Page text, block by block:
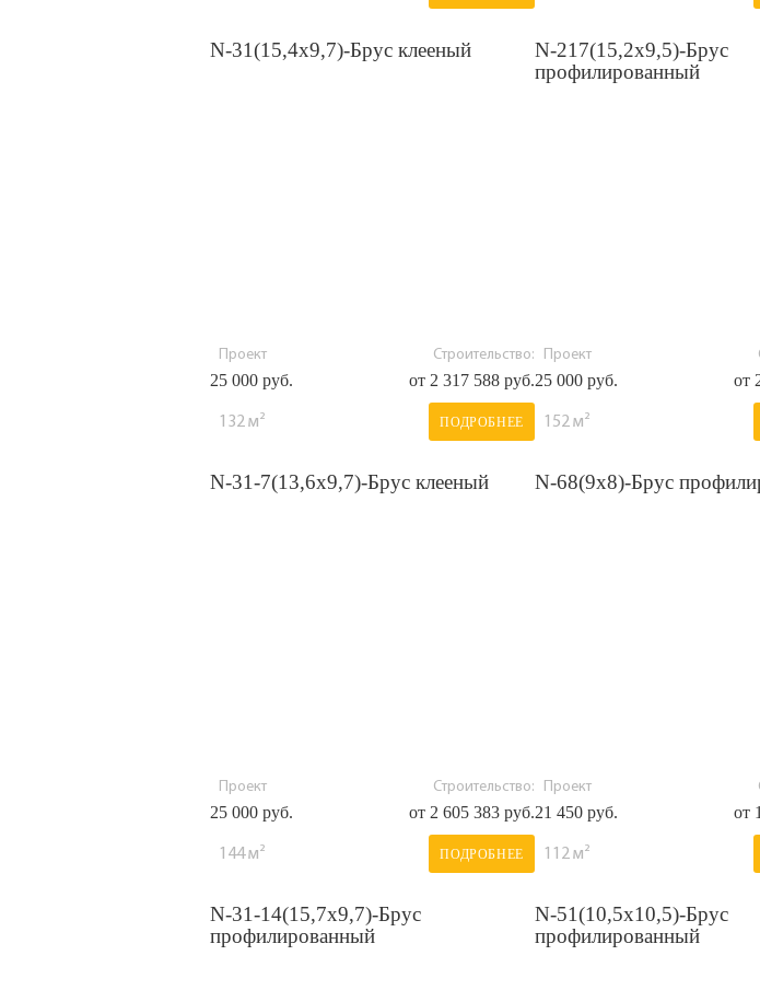
N-31(15,4х9,7)-Брус клееный
Проект
25 000 руб.
Строительство:
от 2 317 588 руб.
132 м² ПОДРОБНЕЕ
N-217(15,2x9,5)-Брус
профилированный
Проект
25 000 руб. от
152 м²
N-31-7(13,6х9,7)-Брус клееный
Проект
25 000 руб.
Строительство:
от 2 605 383 руб.
144 м² ПОДРОБНЕЕ
N-68(9х8)-Брус
Проект
21 450 руб. от
112 м²
N-31-14(15,7х9,7)-Брус
профилированный
N-51(10,5х10,5)-Брус
профилированный